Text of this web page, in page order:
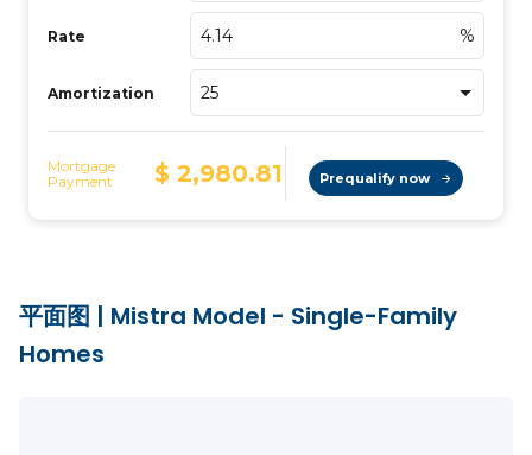
平面图 | Mistra Model - Single-Family
Homes